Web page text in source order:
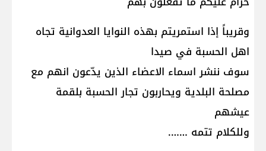
وقريباً إذا استمريتم بهذه النوايا العدوانية تجاه
اهل الحسبة في صيدا
سوف ننشر اسماء الاعضاء الذين يدّعون انهم مع
مصلحة البلدية ويحاربون تجار الحسبة بلقمة
عيشهم
وللكلام تتمه …….